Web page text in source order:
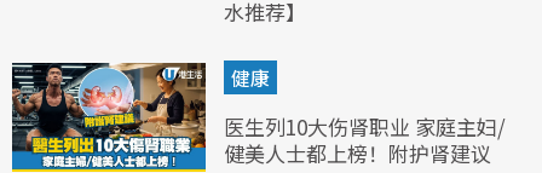
水推荐】
健康
医生列10大伤肾职业 家庭主妇/
健美人士都上榜！附护肾建议